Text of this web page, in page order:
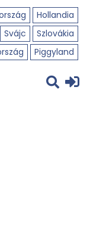
Hollandia
Svájc
Szlovákia
Piggyland